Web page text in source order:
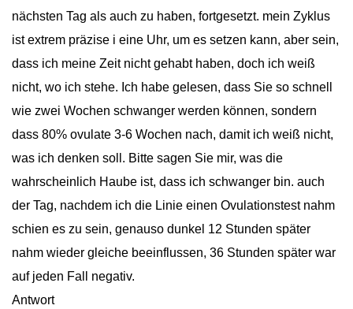
nächsten Tag als auch zu haben, fortgesetzt. mein Zyklus
ist extrem präzise i eine Uhr, um es setzen kann, aber sein,
dass ich meine Zeit nicht gehabt haben, doch ich weiß
nicht, wo ich stehe. Ich habe gelesen, dass Sie so schnell
wie zwei Wochen schwanger werden können, sondern
dass 80% ovulate 3-6 Wochen nach, damit ich weiß nicht,
was ich denken soll. Bitte sagen Sie mir, was die
wahrscheinlich Haube ist, dass ich schwanger bin. auch
der Tag, nachdem ich die Linie einen Ovulationstest nahm
schien es zu sein, genauso dunkel 12 Stunden später
nahm wieder gleiche beeinflussen, 36 Stunden später war
auf jeden Fall negativ.
Antwort